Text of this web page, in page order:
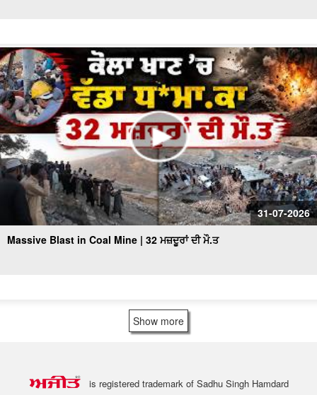
31-07-2026
Massive Blast in Coal Mine | 32 ਮਜ਼ਦੂਰਾਂ ਦੀ ਮੌ.ਤ
Show more
is registered trademark of Sadhu Singh Hamdard